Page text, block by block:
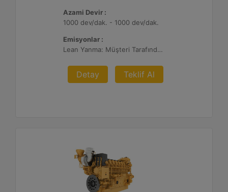
Azami Devir :
1000 dev/dak. - 1000 dev/dak.
Emisyonlar :
Lean Yanma: Müşteri Tarafından Sağlanan Atık Arıtma ile NSPS Saha Uyumluluğuna Sahiptir, 0,3 g ve 0,5 g/bhp-sa. NOx
Detay Teklif Al